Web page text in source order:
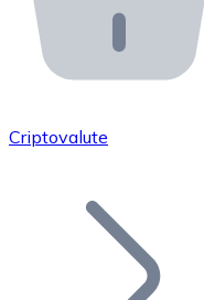
API Bitnovo
Integra la nostra
Unisciti alla
Aggiungi il token
Criptovalute